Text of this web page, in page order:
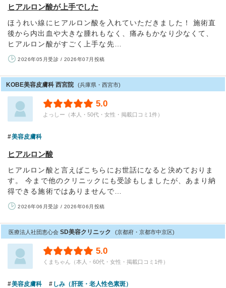
ヒアルロン酸が上手でした
ほうれい線にヒアルロン酸を入れていただきました！ 施術直
後から内出血や大きな腫れもなく、痛みもかなり少なくて、
ヒアルロン酸がすごく上手な先…
2026年05月受診 / 2026年07月投稿
KOBE美容皮膚科 西宮院 (兵庫県・西宮市)
5.0
よっしー（本人・50代・女性・掲載口コミ1件）
美容皮膚科
ヒアルロン酸
ヒアルロン酸と言えばこちらにお世話になると決めておりま
す。 今まで他のクリニックにも受診もしましたが、あまり納
得できる施術ではありませんで…
2026年06月受診 / 2026年06月投稿
医療法人社団恵心会 SD美容クリニック (京都府・京都市中京区)
5.0
くまちゃん（本人・60代・女性・掲載口コミ1件）
美容皮膚科 しみ（肝斑・老人性色素斑）